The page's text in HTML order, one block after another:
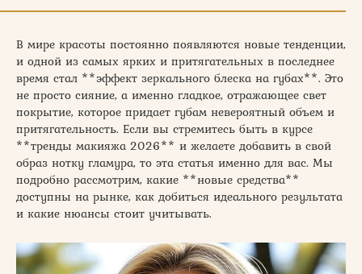
В мире красоты постоянно появляются новые тенденции,
и одной из самых ярких и притягательных в последнее
время стал **эффект зеркального блеска на губах**. Это
не просто сияние, а именно гладкое, отражающее свет
покрытие, которое придает губам невероятный объем и
притягательность. Если вы стремитесь быть в курсе
**тренды макияжа 2026** и желаете добавить в свой
образ нотку гламура, то эта статья именно для вас. Мы
подробно рассмотрим, какие **новые средства**
доступны на рынке, как добиться идеального результата
и какие нюансы стоит учитывать.